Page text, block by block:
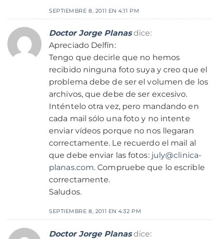
SEPTIEMBRE 8, 2011 EN 4:11 PM
Doctor Jorge Planas dice:
Apreciado Delfín:
Tengo que decirle que no hemos
recibido ninguna foto suya y creo que el
problema debe de ser el volumen de los
archivos, que debe de ser excesivo.
Inténtelo otra vez, pero mandando en
cada mail sólo una foto y no intente
enviar vídeos porque no nos llegaran
correctamente. Le recuerdo el mail al
que debe enviar las fotos: july@clinica-
planas.com. Compruebe que lo escrible
correctamente.
Saludos.
SEPTIEMBRE 8, 2011 EN 4:32 PM
Doctor Jorge Planas dice: